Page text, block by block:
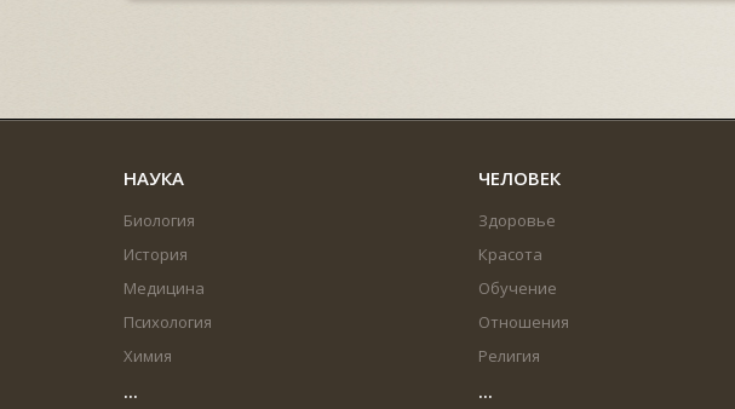
НАУКА
Биология
История
Медицина
Психология
Химия
...
ЧЕЛОВЕК
Здоровье
Красота
Обучение
Отношения
Религия
...